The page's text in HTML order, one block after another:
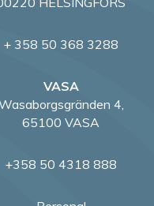
+ 358 50 368 3288
VASA
4,
65100 VASA
+358 50 4318 888